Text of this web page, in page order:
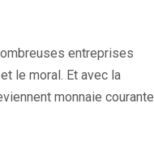
entreprises
le moral. Et avec la
monnaie courante